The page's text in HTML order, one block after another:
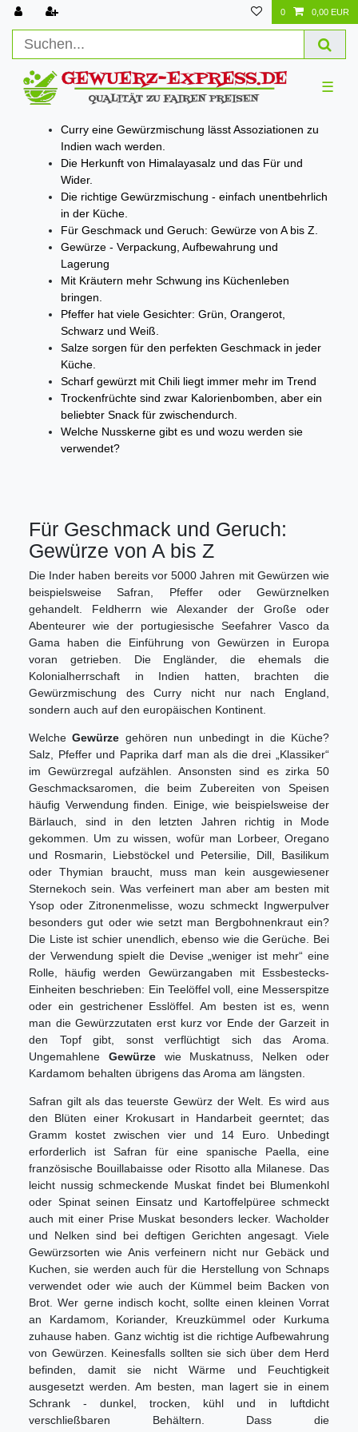
0 0,00 EUR
☰
Curry eine Gewürzmischung lässt Assoziationen zu
Indien wach werden.
Die Herkunft von Himalayasalz und das Für und
Wider.
Die richtige Gewürzmischung - einfach unentbehrlich
in der Küche.
Für Geschmack und Geruch: Gewürze von A bis Z.
Gewürze - Verpackung, Aufbewahrung und
Lagerung
Mit Kräutern mehr Schwung ins Küchenleben
bringen.
Pfeffer hat viele Gesichter: Grün, Orangerot,
Schwarz und Weiß.
Salze sorgen für den perfekten Geschmack in jeder
Küche.
Scharf gewürzt mit Chili liegt immer mehr im Trend
Trockenfrüchte sind zwar Kalorienbomben, aber ein
beliebter Snack für zwischendurch.
Welche Nusskerne gibt es und wozu werden sie
verwendet?
Für Geschmack und Geruch:
Gewürze von A bis Z
Die Inder haben bereits vor 5000 Jahren mit Gewürzen wie
beispielsweise Safran, Pfeffer oder Gewürznelken
gehandelt. Feldherrn wie Alexander der Große oder
Abenteurer wie der portugiesische Seefahrer Vasco da
Gama haben die Einführung von Gewürzen in Europa
voran getrieben. Die Engländer, die ehemals die
Kolonialherrschaft in Indien hatten, brachten die
Gewürzmischung des Curry nicht nur nach England,
sondern auch auf den europäischen Kontinent.
WelcheGewürze gehören nun unbedingt in die Küche?
Salz, Pfeffer und Paprika darf man als die drei „Klassiker“
im Gewürzregal aufzählen. Ansonsten sind es zirka 50
Geschmacksaromen, die beim Zubereiten von Speisen
häufig Verwendung finden. Einige, wie beispielsweise der
Bärlauch, sind in den letzten Jahren richtig in Mode
gekommen. Um zu wissen, wofür man Lorbeer, Oregano
und Rosmarin, Liebstöckel und Petersilie, Dill, Basilikum
oder Thymian braucht, muss man kein ausgewiesener
Sternekoch sein. Was verfeinert man aber am besten mit
Ysop oder Zitronenmelisse, wozu schmeckt Ingwerpulver
besonders gut oder wie setzt man Bergbohnenkraut ein?
Die Liste ist schier unendlich, ebenso wie die Gerüche. Bei
der Verwendung spielt die Devise „weniger ist mehr“ eine
Rolle, häufig werden Gewürzangaben mit Essbestecks-
Einheiten beschrieben: Ein Teelöffel voll, eine Messerspitze
oder ein gestrichener Esslöffel. Am besten ist es, wenn
man die Gewürzzutaten erst kurz vor Ende der Garzeit in
den Topf gibt, sonst verflüchtigt sich das Aroma.
Ungemahlene Gewürze wie Muskatnuss, Nelken oder
Kardamom behalten übrigens das Aroma am längsten.
Safran gilt als das teuerste Gewürz der Welt. Es wird aus
den Blüten einer Krokusart in Handarbeit geerntet; das
Gramm kostet zwischen vier und 14 Euro. Unbedingt
erforderlich ist Safran für eine spanische Paella, eine
französische Bouillabaisse oder Risotto alla Milanese. Das
leicht nussig schmeckende Muskat findet bei Blumenkohl
oder Spinat seinen Einsatz und Kartoffelpüree schmeckt
auch mit einer Prise Muskat besonders lecker. Wacholder
und Nelken sind bei deftigen Gerichten angesagt. Viele
Gewürzsorten wie Anis verfeinern nicht nur Gebäck und
Kuchen, sie werden auch für die Herstellung von Schnaps
verwendet oder wie auch der Kümmel beim Backen von
Brot. Wer gerne indisch kocht, sollte einen kleinen Vorrat
an Kardamom, Koriander, Kreuzkümmel oder Kurkuma
zuhause haben. Ganz wichtig ist die richtige Aufbewahrung
von Gewürzen. Keinesfalls sollten sie sich über dem Herd
befinden, damit sie nicht Wärme und Feuchtigkeit
ausgesetzt werden. Am besten, man lagert sie in einem
Schrank - dunkel, trocken, kühl und in luftdicht
verschließbaren Behältern. Dass die